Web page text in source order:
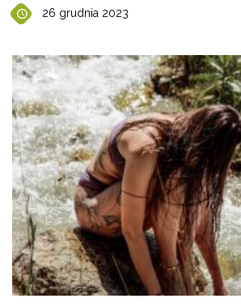
26 grudnia 2023